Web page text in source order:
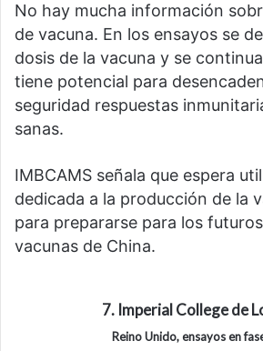
No hay mucha información
de vacuna. En los ensayos se
dosis de la vacuna y se
tiene potencial para
seguridad respuestas
sanas.
IMBCAMS señala que espera
dedicada a la producción de la
para prepararse para los
vacunas de China.
7. Imperial College de
Reino Unido, ensayos en